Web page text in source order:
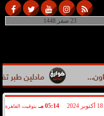
23 صفر 1448
مادلين طبر تفضح
05:14 مـ بتوقيت القاهرة